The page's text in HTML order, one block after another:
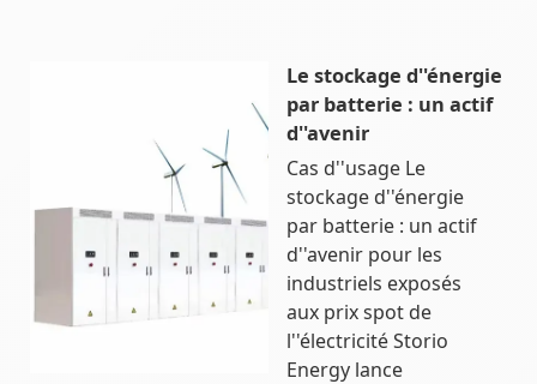
Le stockage d''énergie
par batterie : un actif
d''avenir
Cas d''usage Le
stockage d''énergie
par batterie : un actif
d''avenir pour les
industriels exposés
aux prix spot de
l''électricité Storio
Energy lance